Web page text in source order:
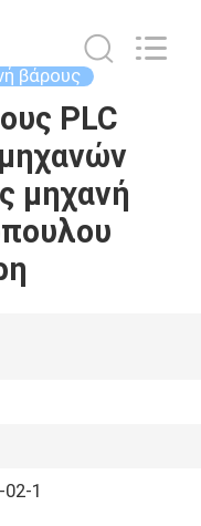
βάρους
PLC
μηχανή
1